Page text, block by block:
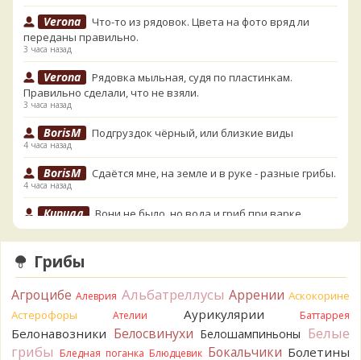
Verona
Что-то из рядовок. Цвета на фото вряд ли
переданы правильно.
3 часа назад
Verona
Рядовка мыльная, судя по пластинкам.
Правильно сделали, что не взяли.
3 часа назад
BorisM Подгруздок чёрный, или близкие виды
4 часа назад
BorisM Сдаётся мне, на земле и в руке - разные грибы.
4 часа назад
Кирилл
Вони не было, но вода и гриб при варке
начали желтеть. Выкинул. Большое спасибо.
6 часов назад
Кирилл
6 часов назад
Tatiana_A
Да. Но они не все безоговорочно
съедобны.
6 часов назад
Грибы
Агроцибе Алеврия Альбатреллусы Аррении Аскокорине
Астерофоры
Ателии Аурикулярии Баттаррея
Белонавозники Белосвинухи Белошампиньоны Белые
грибы Бледная поганка Блюдцевик Бокальчики Болетины